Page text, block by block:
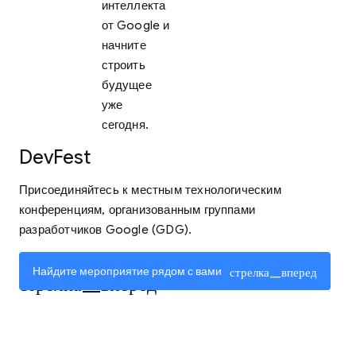
интеллекта
от Google и
начните
строить
будущее
уже
сегодня.
Найдите мероприятие рядом с вами стрелка_вперед
DevFest
Присоединяйтесь к местным технологическим
конференциям, организованным группами
разработчиков Google (GDG).
стрелка_вперед